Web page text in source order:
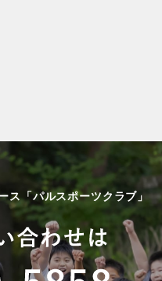
ス「パルスポーツクラブ」